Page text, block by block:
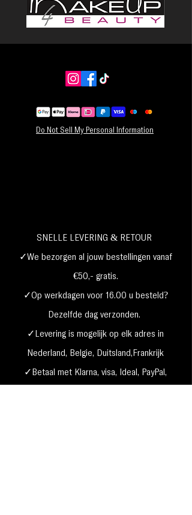
het gewenste niveau van kleurintensiteit.
NETTO GEWICHT: 0,3 oz / 8,5 g
Do Not Sell My Personal Information
SNELLE LEVERING & RETOUR
✓We bezorgen al jouw bestellingen vanaf
€50,- gratis.
✓Op werkdagen voor 16.00 u besteld?
Dezelfde dag verzonden.
✓Levering is mogelijk op elk adres in
Nederland, België, Duitsland,Frankrijk
✓Betaal met Klarna, visa, Ideal, PayPal,